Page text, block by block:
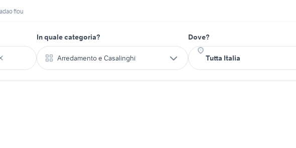
flou
In quale categoria?
Arredamento e Casalinghi
Dove?